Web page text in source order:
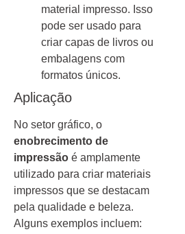
material impresso. Isso
pode ser usado para
criar capas de livros ou
embalagens com
formatos únicos.
Aplicação
No setor gráfico, o
enobrecimento de
impressão é amplamente
utilizado para criar materiais
impressos que se destacam
pela qualidade e beleza.
Alguns exemplos incluem: